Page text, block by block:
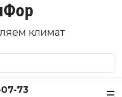
климат
73